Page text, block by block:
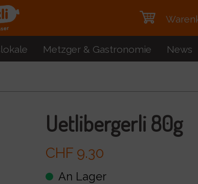
Metzger & Gastronomie News
Uetlibergerli 80g
CHF 9.30
An Lager